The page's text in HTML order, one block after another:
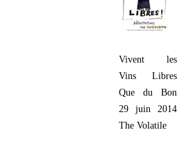
Vivent les
Vins Libres
Que du Bon
29 juin 2014
The Volatile